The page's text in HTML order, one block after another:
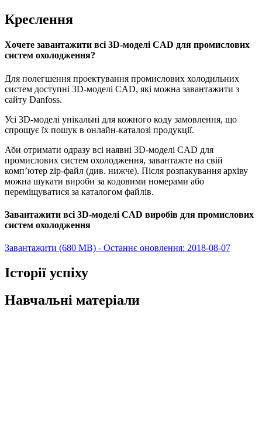
Креслення
Хочете завантажити всі 3D-моделі CAD для промислових
систем охолодження?
Для полегшення проектування промислових холодильних
систем доступні 3D-моделі CAD, які можна завантажити з
сайту Danfoss.
Усі 3D-моделі унікальні для кожного коду замовлення, що
спрощує їх пошук в онлайн-каталозі продукції.
Аби отримати одразу всі наявні 3D-моделі CAD для
промислових систем охолодження, завантажте на свій
комп’ютер zip-файл (див. нижче). Після розпакування архіву
можна шукати вироби за кодовими номерами або
переміщуватися за каталогом файлів.
Завантажити всі 3D-моделі CAD виробів для промислових
систем охолодження
Завантажити (680 MB) - Останнє оновлення: 2018-08-07
Історії успіху
Навчальні матеріали